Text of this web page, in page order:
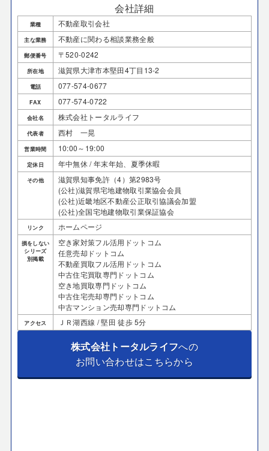
会社詳細
業種 不動産取引会社
主な業務 不動産に関わる相談業務全般
郵便番号 〒520-0242
所在地 滋賀県大津市本堅田4丁目13-2
電話 077-574-0677
FAX 077-574-0722
会社名 株式会社トータルライフ
代表者 西村 一晃
営業時間 10:00～19:00
定休日 年中無休 / 年末年始、夏季休暇
その他
滋賀県知事免許（4）第2983号
(公社)滋賀県宅地建物取引業協会会員
(公社)近畿地区不動産公正取引協議会加盟
(公社)全国宅地建物取引業保証協会
リンク ホームページ
損をしない
シリーズ
別掲載
空き家対策フル活用ドットコム
任意売却ドットコム
不動産買取フル活用ドットコム
中古住宅買取専門ドットコム
空き地買取専門ドットコム
中古住宅売却専門ドットコム
中古マンション売却専門ドットコム
アクセス ＪＲ湖西線 / 堅田 徒歩 5分
株式会社トータルライフへの
お問い合わせはこちらから